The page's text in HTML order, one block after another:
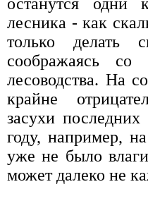
лесника - как
только делать
соображаясь со
лесоводства. На
крайне
засухи
году, например,
уже не было
может далеко не